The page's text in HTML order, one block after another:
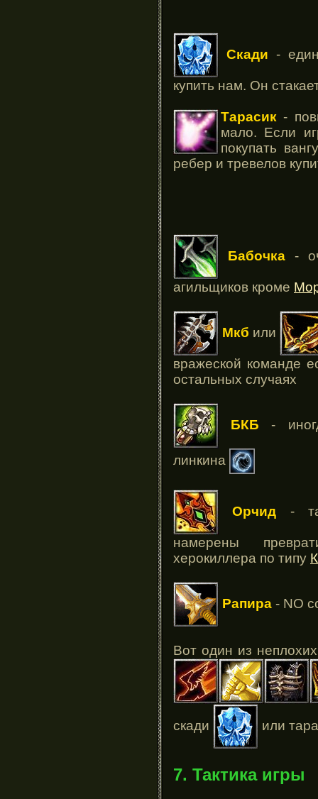
Скади -
купить нам. Он
Тарасик -
мало. Если
покупать
ребер и тревелов
Бабочка -
агильщиков кроме
Мкб или
вражеской команде
остальных случаях
БКБ -
линкина
Орчид -
намерены
херокиллера по типу
Рапира - NO
Вот один из
скади или
7. Тактика игры